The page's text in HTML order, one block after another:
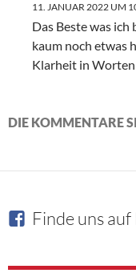
11. JANUAR 2022 UM
Das Beste was
kaum noch etwas
Klarheit in
DIE KOMMENTARE
Finde uns